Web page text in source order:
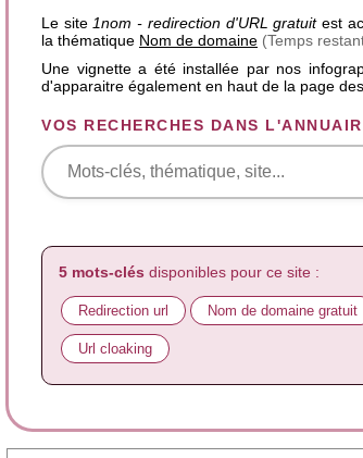
Le site 1nom - redirection d'URL gratuitest
la thématique Nom de domaine (Temps
Une vignette a été installée par nos
d'apparaitre également en haut de la page
VOS RECHERCHES DANS
5 mots-clés disponibles pour ce site :
Redirection url Nom de domaine gratuit
Url cloaking